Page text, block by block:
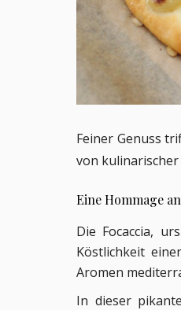
Feiner Genuss
von kulinarischer
Eine Hommage
Die Focaccia,
Köstlichkeit
Aromen
In dieser